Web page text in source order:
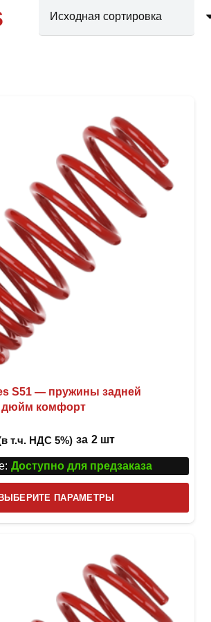
S51 — пружины задней
дюйм комфорт
т.ч. НДС 5%) за 2 шт
Доступно для предзаказа
ВЫБЕРИТЕ ПАРАМЕТРЫ
товар